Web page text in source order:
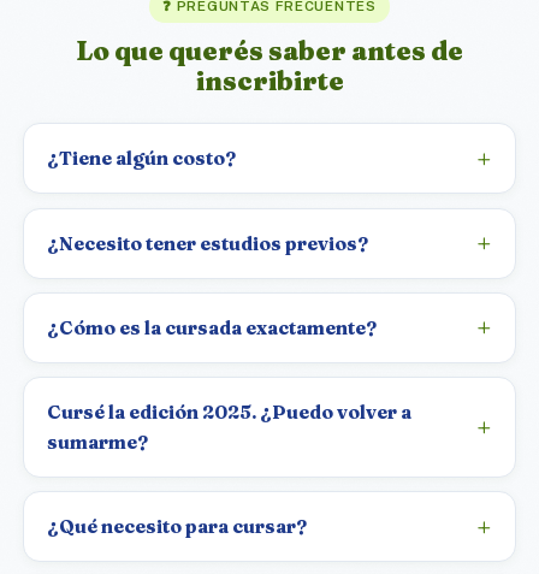
❓ PREGUNTAS FRECUENTES
Lo que querés saber antes de
inscribirte
¿Tiene algún costo?
¿Necesito tener estudios previos?
¿Cómo es la cursada exactamente?
Cursé la edición 2025. ¿Puedo volver a
sumarme?
¿Qué necesito para cursar?